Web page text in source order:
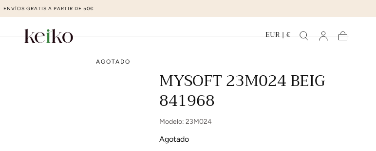
ZAPATOS DE MODA AL MEJOR PRECIO
EUR | €
AGOTADO
MYSOFT 23M024 BEIG
841968
Modelo: 23M024
Agotado